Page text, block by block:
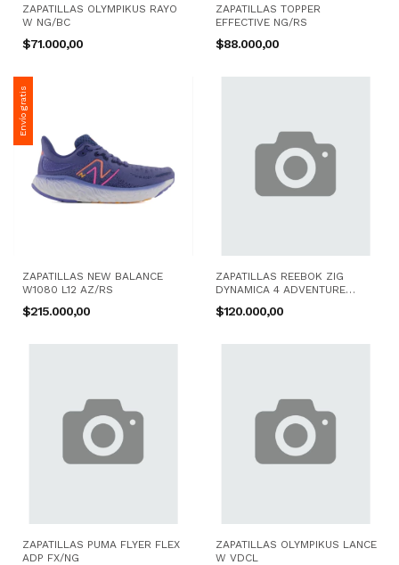
ZAPATILLAS OLYMPIKUS RAYO
W NG/BC
$71.000,00
ZAPATILLAS TOPPER
EFFECTIVE NG/RS
$88.000,00
Envío gratis
ZAPATILLAS NEW BALANCE
W1080 L12 AZ/RS
$215.000,00
ZAPATILLAS REEBOK ZIG
DYNAMICA 4 ADVENTURE
GR/CT
$120.000,00
ZAPATILLAS PUMA FLYER FLEX
ADP FX/NG
ZAPATILLAS OLYMPIKUS LANCE
W VDCL